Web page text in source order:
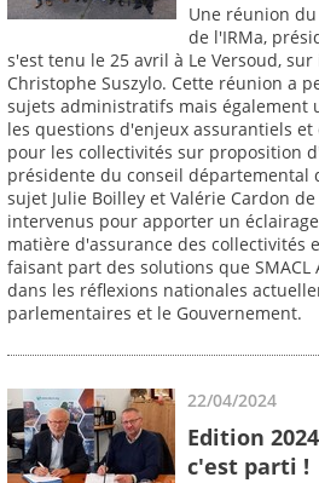
Une réunion
de l'IRMa,
s'est tenu le 25 avril à Le Versoud,
Christophe Suszylo. Cette réunion a
sujets administratifs mais également
les questions d'enjeux assurantiels
pour les collectivités sur proposition
présidente du conseil départemental
sujet Julie Boilley et Valérie Cardon
intervenus pour apporter un
matière d'assurance des collectivités
faisant part des solutions que
dans les réflexions nationales
parlementaires et le Gouvernement.
22/04/2024
Edition
c'est parti !